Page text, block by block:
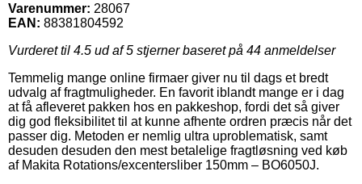
Varenummer: 28067
EAN: 88381804592
Vurderet til 4.5 ud af 5 stjerner baseret på 44 anmeldelser
Temmelig mange online firmaer giver nu til dags et bredt
udvalg af fragtmuligheder. En favorit iblandt mange er i dag
at få afleveret pakken hos en pakkeshop, fordi det så giver
dig god fleksibilitet til at kunne afhente ordren præcis når det
passer dig. Metoden er nemlig ultra uproblematisk, samt
desuden desuden den mest betalelige fragtløsning ved køb
af Makita Rotations/excentersliber 150mm – BO6050J.